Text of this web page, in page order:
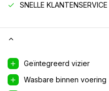
SNELLE KLANTENSERVICE
Geïntegreerd vizier
Wasbare binnen voering